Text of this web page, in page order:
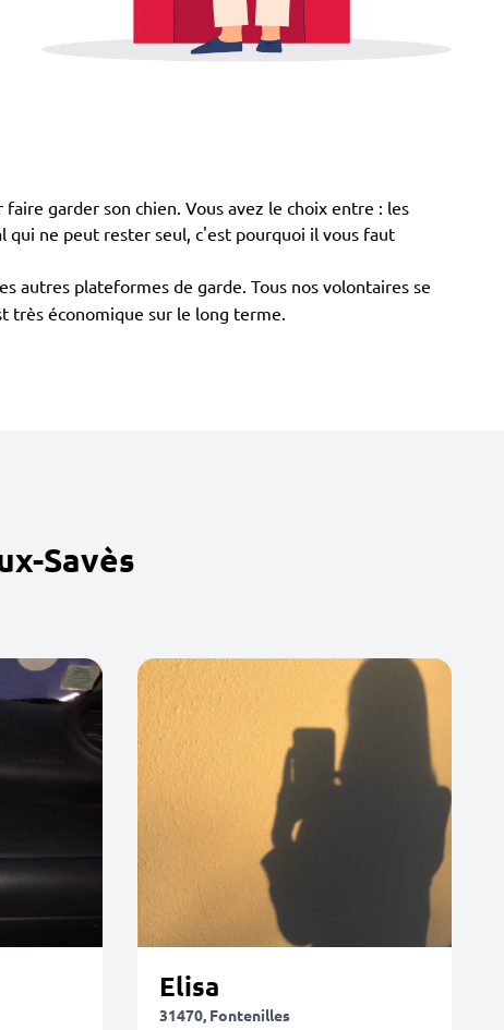
garder son chien. Vous avez le choix entre : les
qui ne peut rester seul, c'est pourquoi il vous faut
autres plateformes de garde. Tous nos volontaires se
très économique sur le long terme.
Savès
Elisa
31470, Fontenilles